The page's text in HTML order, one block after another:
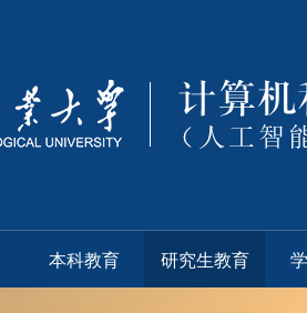
本科教育 研究生教育